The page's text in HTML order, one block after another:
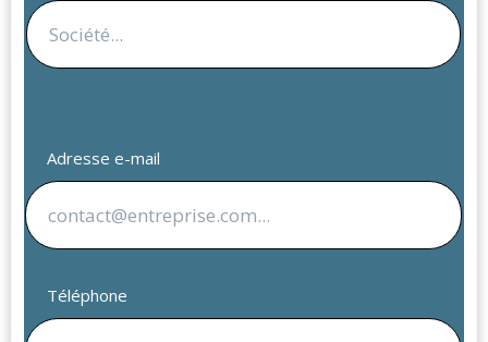
Adresse e-mail
Téléphone